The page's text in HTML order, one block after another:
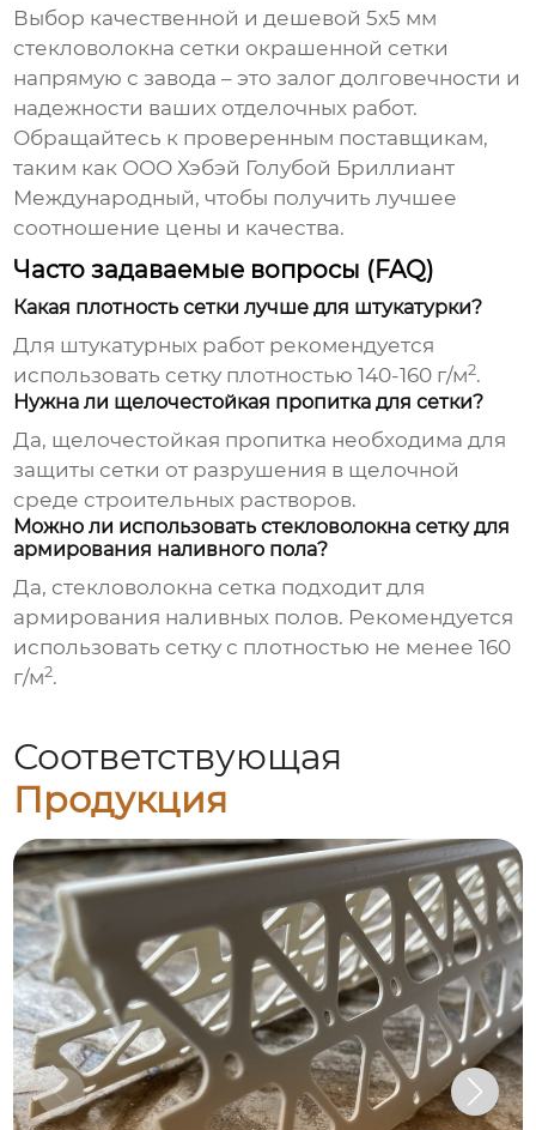
Выбор качественной идешевой 5x5 мм
стекловолокна сетки окрашенной сетки
напрямую с завода – это залог долговечности и
надежности ваших отделочных работ.
Обращайтесь к проверенным поставщикам,
таким как ООО Хэбэй Голубой Бриллиант
Международный, чтобы получить лучшее
соотношение цены и качества.
Часто задаваемые вопросы (FAQ)
Какая плотность сетки лучше для штукатурки?
Для штукатурных работ рекомендуется
использовать сетку плотностью 140-160 г/м2.
Нужна ли щелочестойкая пропитка для сетки?
Да, щелочестойкая пропитка необходима для
защиты сетки от разрушения в щелочной
среде строительных растворов.
Можно ли использовать стекловолокна сетку для
армирования наливного пола?
Да, стекловолокна сетка подходит для
армирования наливных полов. Рекомендуется
использовать сетку с плотностью не менее 160
г/м2.
Соответствующая
Продукция